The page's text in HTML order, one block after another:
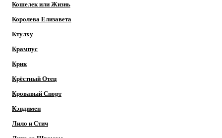
Кошелек или Жизнь
Королева Елизавета
Ктулху
Крампус
Крик
Крёстный Отец
Кровавый Спорт
Кэндимен
Лило и Стич